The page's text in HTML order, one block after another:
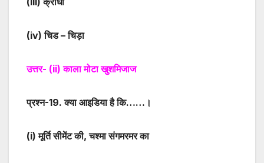
(iv) चिड – चिड़ा
उत्तर- (ii) काला मोटा खुशमिजाज
प्रश्न-19. क्या आइडिया है कि……।
(i) मूर्ति सीमेंट की, चश्मा संगमरमर का